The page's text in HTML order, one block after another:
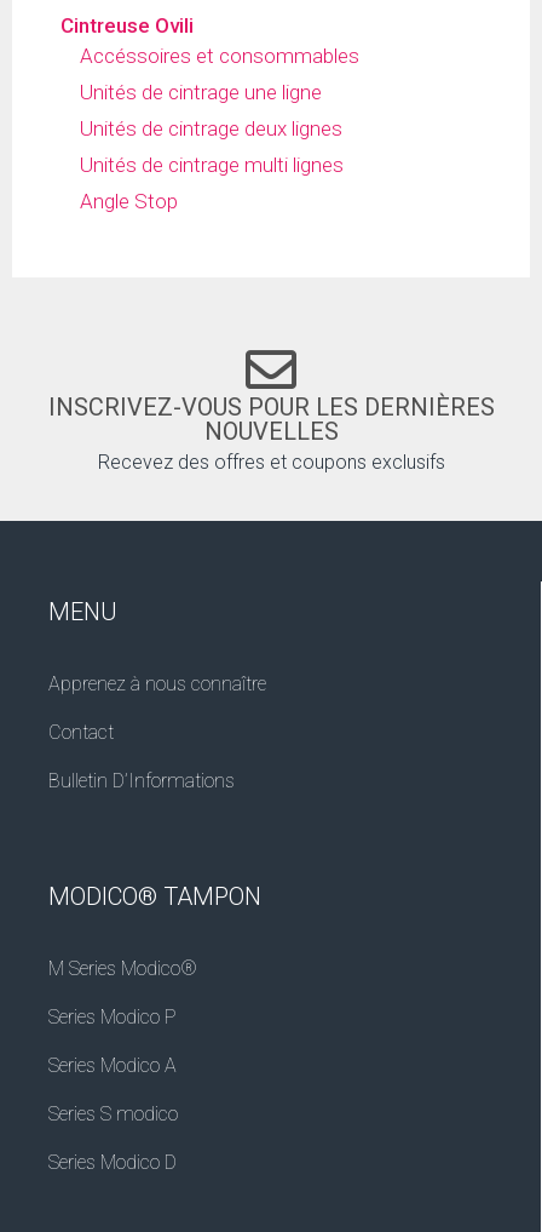
Cintreuse Ovili
Accéssoires et consommables
Unités de cintrage une ligne
Unités de cintrage deux lignes
Unités de cintrage multi lignes
Angle Stop
INSCRIVEZ-VOUS POUR LES DERNIÈRES
NOUVELLES
Recevez des offres et coupons exclusifs
MENU
Apprenez à nous connaître
Contact
Bulletin D’Informations
MODICO® TAMPON
M Series Modico®
Series Modico P
Series Modico A
Series S modico
Series Modico D